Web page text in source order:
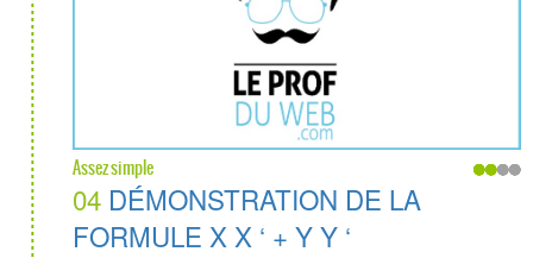
Assez simple
04 DÉMONSTRATION DE LA
FORMULE X X ‘ + Y Y ‘